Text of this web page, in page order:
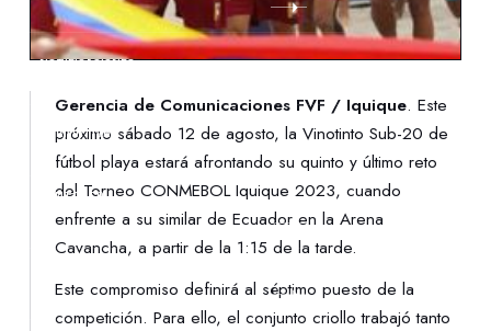
NOTIFICACIONES
NORMATIVAS
CONTACTO
Gerencia de Comunicaciones FVF / Iquique. Este
próximo sábado 12 de agosto, la Vinotinto Sub-20 de
fútbol playa estará afrontando su quinto y último reto
del Torneo CONMEBOL Iquique 2023, cuando
enfrente a su similar de Ecuador en la Arena
Cavancha, a partir de la 1:15 de la tarde.
Este compromiso definirá al séptimo puesto de la
competición. Para ello, el conjunto criollo trabajó tanto